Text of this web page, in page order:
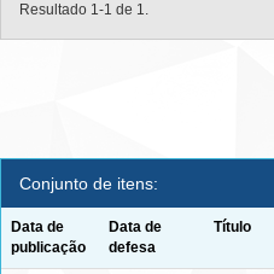
Resultado 1-1 de 1.
Conjunto de itens:
Data de
publicação
Data de
defesa
Título